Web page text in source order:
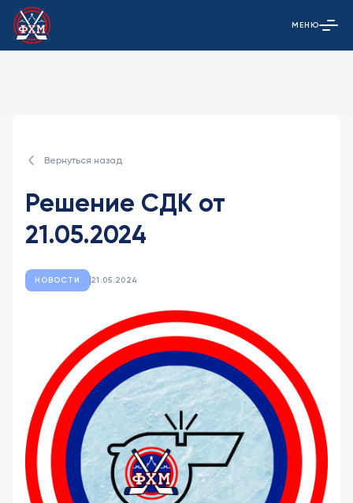
Открыть
МЕНЮ
Вернуться назад
Решение СДК от
21.05.2024
НОВОСТИ 21.05.2024